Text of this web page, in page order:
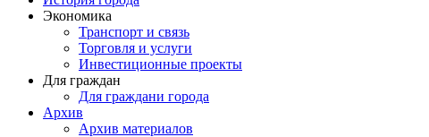
Экономика
Транспорт и связь
Торговля и услуги
Инвестиционные проекты
Для граждан
Для граждани города
Архив
Архив материалов